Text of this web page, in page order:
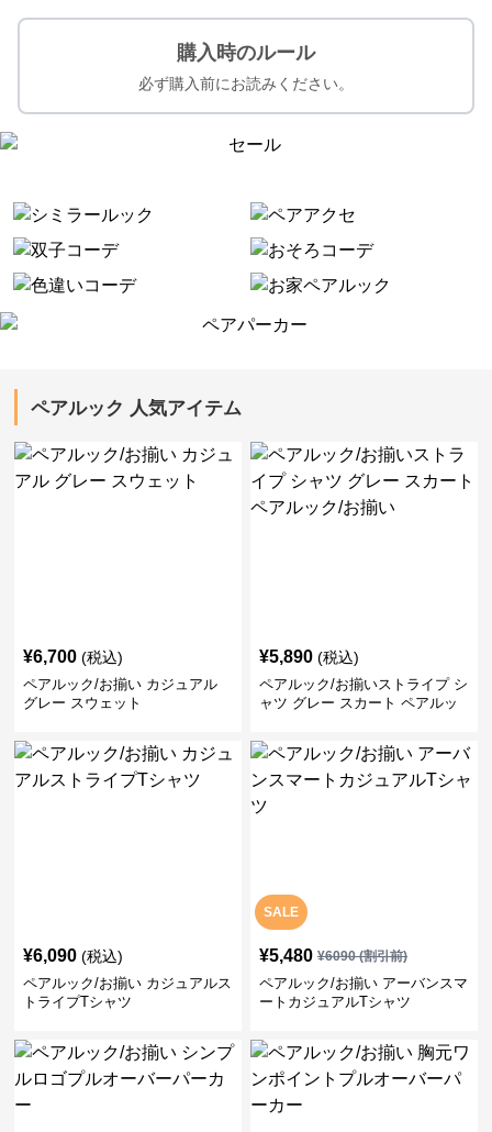
購入時のルール
必ず購入前にお読みください。
ペアルック 人気アイテム
¥6,700 (税込)
ペアルック/お揃い カジュアル
グレー スウェット
¥5,890 (税込)
ペアルック/お揃いストライプ シ
ャツ グレー スカート ペアルッ
¥6,090 (税込)
ペアルック/お揃い カジュアルス
トライプTシャツ
SALE
¥5,480 ¥6090(割引前)
ペアルック/お揃い アーバンスマ
ートカジュアルTシャツ